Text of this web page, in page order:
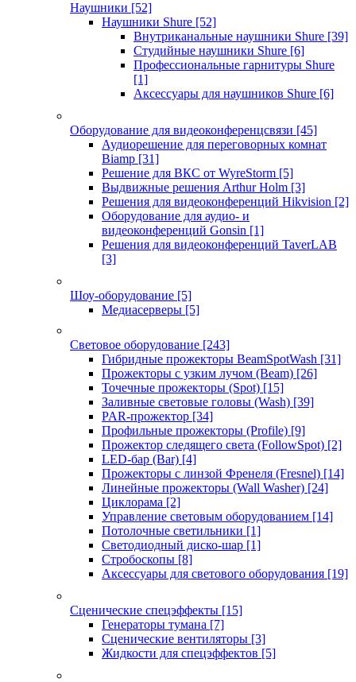
Наушники [52]
Наушники Shure [52]
Внутриканальные наушники Shure [39]
Студийные наушники Shure [6]
Профессиональные гарнитуры Shure
[1]
Аксессуары для наушников Shure [6]
Оборудование для видеоконференцсвязи [45]
Аудиорешение для переговорных комнат
Biamp [31]
Решение для ВКС от WyreStorm [5]
Выдвижные решения Arthur Holm [3]
Решения для видеоконференций Hikvision [2]
Оборудование для аудио- и
видеоконференций Gonsin [1]
Решения для видеоконференций TaverLAB
[3]
Шоу-оборудование [5]
Медиасерверы [5]
Световое оборудование [243]
Гибридные прожекторы BeamSpotWash [31]
Прожекторы с узким лучом (Beam) [26]
Точечные прожекторы (Spot) [15]
Заливные световые головы (Wash) [39]
PAR-прожектор [34]
Профильные прожекторы (Profile) [9]
Прожектор следящего света (FollowSpot) [2]
LED-бар (Bar) [4]
Прожекторы с линзой Френеля (Fresnel) [14]
Линейные прожекторы (Wall Washer) [24]
Циклорама [2]
Управление световым оборудованием [14]
Потолочные светильники [1]
Светодиодный диско-шар [1]
Стробоскопы [8]
Аксессуары для светового оборудования [19]
Сценические спецэффекты [15]
Генераторы тумана [7]
Сценические вентиляторы [3]
Жидкости для спецэффектов [5]